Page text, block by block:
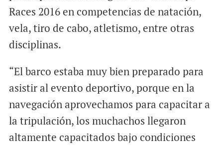
Races 2016 en competencias de natación,
vela, tiro de cabo, atletismo, entre otras
disciplinas.
“El barco estaba muy bien preparado para
asistir al evento deportivo, porque en la
navegación aprovechamos para capacitar a
la tripulación, los muchachos llegaron
altamente capacitados bajo condiciones